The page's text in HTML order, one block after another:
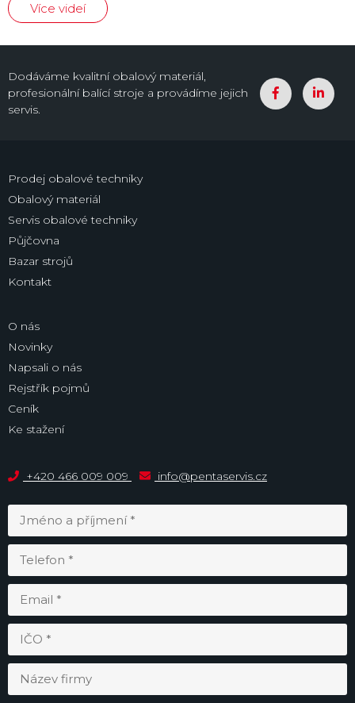
Více videí
Dodáváme kvalitní obalový materiál,
profesionální balící stroje a provádíme jejich
servis.
Prodej obalové techniky
Obalový materiál
Servis obalové techniky
Půjčovna
Bazar strojů
Kontakt
O nás
Novinky
Napsali o nás
Rejstřík pojmů
Ceník
Ke stažení
+420 466 009 009 info@pentaservis.cz